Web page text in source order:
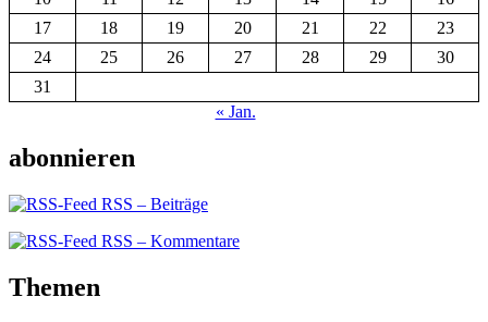
17
18 19 20 21 22
23
24
25 26 27 28 29
30
31
« Jan.
abonnieren
RSS – Beiträge
RSS – Kommentare
Themen